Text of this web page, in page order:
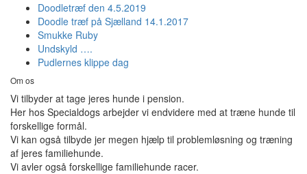
Doodletræf den 4.5.2019
Doodle træf på Sjælland 14.1.2017
Smukke Ruby
Undskyld ….
Pudlernes klippe dag
Om os
Vi tilbyder at tage jeres hunde i pension.
Her hos Specialdogs arbejder vi endvidere med at træne hunde til
forskellige formål.
Vi kan også tilbyde jer megen hjælp til problemløsning og træning
af jeres familiehunde.
Vi avler også forskellige familiehunde racer.